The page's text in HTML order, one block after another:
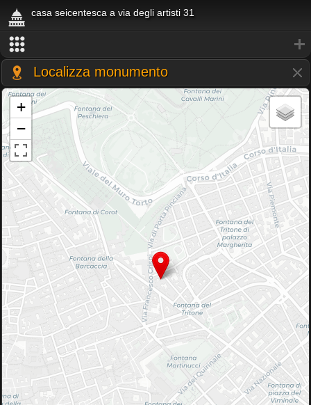
casa seicentesca a via degli artisti 31
Localizza monumento
+
−